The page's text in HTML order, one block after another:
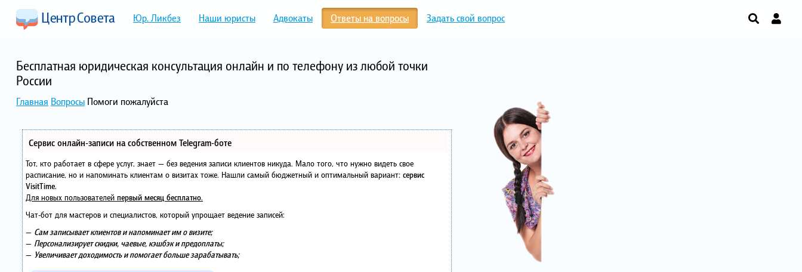
Юр. Ликбез Наши юристы Адвокаты Ответы на вопросы Задать свой вопрос
Бесплатная юридическая консультация онлайн и по телефону из любой точки
России
Главная Вопросы Помоги пожалуйста
Сервис онлайн-записи на собственном Telegram-боте
Тот, кто работает в сфере услуг, знает — без ведения записи клиентов никуда. Мало того, что нужно видеть свое
расписание, но и напоминать клиентам о визитах тоже. Нашли самый бюджетный и оптимальный вариант: сервис
VisitTime.
Для новых пользователей первый месяц бесплатно.
Чат-бот для мастеров и специалистов, который упрощает ведение записей:
— Сам записывает клиентов и напоминает им о визите;
— Персонализирует скидки, чаевые, кэшбэк и предоплаты;
— Увеличивает доходимость и помогает больше зарабатывать;